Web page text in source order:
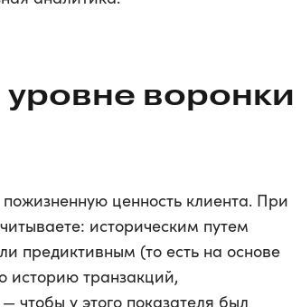
воронки
ценность клиента. При
историческим путем
предиктивным (то есть на основе
историю транзакций,
чтобы у этого показателя был